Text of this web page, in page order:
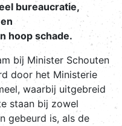
bureaucratie,
hoop schade.
bij Minister Schouten
door het Ministerie
waarbij uitgebreid
staan bij zowel
gebeurd is, als de